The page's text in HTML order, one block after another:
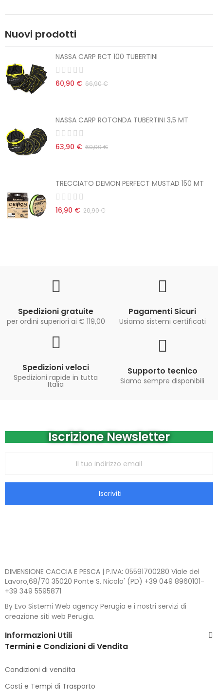
Nuovi prodotti
NASSA CARP RCT 100 TUBERTINI
60,90 € 66,90 €
NASSA CARP ROTONDA TUBERTINI 3,5 MT
63,90 € 69,90 €
TRECCIATO DEMON PERFECT MUSTAD 150 MT
16,90 € 20,90 €
Spedizioni gratuite
per ordini superiori ai € 119,00
Pagamenti Sicuri
Usiamo sistemi certificati
Spedizioni veloci
Spedizioni rapide in tutta
Italia
Supporto tecnico
Siamo sempre disponibili
Iscrizione Newsletter
Iscriviti
DIMENSIONE CACCIA E PESCA | P.IVA: 05591700280 Viale del
Lavoro,68/70 35020 Ponte S. Nicolo' (PD) +39 049 8960101-
+39 349 5595871
By Evo Sistemi Web agency Perugia e i nostri servizi di
creazione siti web Perugia.
Informazioni Utili
Termini e Condizioni di Vendita
Condizioni di vendita
Costi e Tempi di Trasporto